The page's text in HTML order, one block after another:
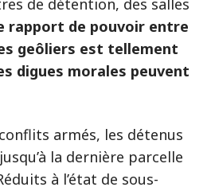
de détention, des salles
rapport de pouvoir entre
geôliers est tellement
digues morales peuvent
armés, les détenus
la dernière parcelle
à l’état de sous-